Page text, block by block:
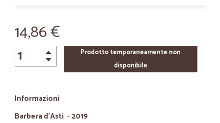
14,86 €
Prodotto temporaneamente non
disponibile
Informazioni
Barbera d'Asti -2019